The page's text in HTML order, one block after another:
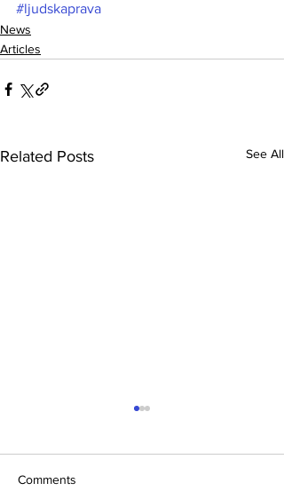
#ljudskaprava
News
Articles
Related Posts See All
Comments